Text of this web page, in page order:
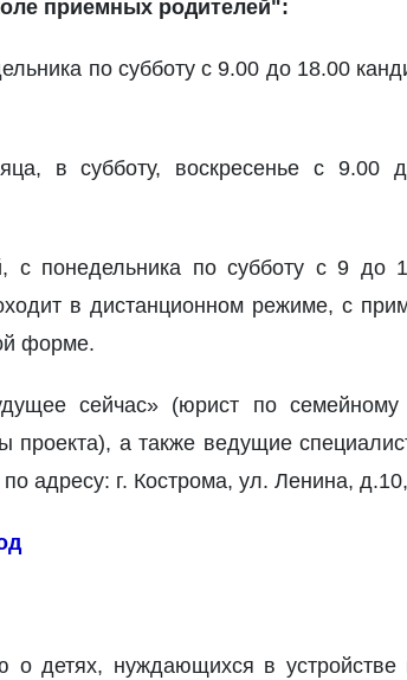
приемных родителей":
по субботу с 9.00 до 18.00
в субботу, воскресенье с 9.00
с понедельника по субботу с 9 до
в дистанционном режиме, с
форме.
сейчас» (юрист по семейному
проекта), а также ведущие
адресу: г. Кострома, ул. Ленина,
детях, нуждающихся в устройстве